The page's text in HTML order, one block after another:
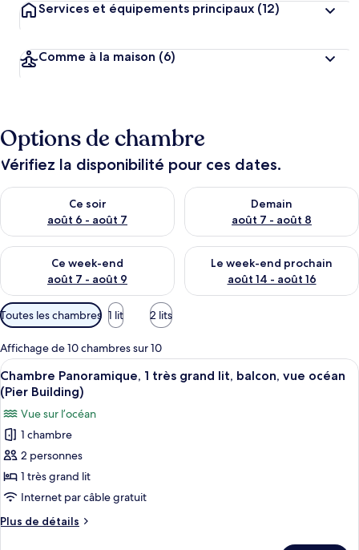
Services et équipements principaux (12)
Comme à la maison (6)
Options de chambre
Vérifiez la disponibilité pour ces dates.
Ce soir
août 6 - août 7
Vérifier la disponibilité pour ce soir août 6 - août 7
Demain
août 7 - août 8
Vérifier la disponibilité pour
Ce week-end
août 7 - août 9
Vérifier la disponibilité pour ce week-end août 7 - août 9
Le week-end prochain
août 14 - août 16
Vérifier la disponibilité pour
Filtres
disponibles
pour
les
chambres
Toutes les chambres 1 lit 2 lits
Affichage de 10 chambres sur 10
Afficher
toutes
les
photos
pour
ce
type
de
chambre :
Chambre
Une chambre à coucher bien
9
Chambre Panoramique, 1 très grand lit, balcon, vue océan
(Pier Building)
Vue sur l’océan
1 chambre
2 personnes
1 très grand lit
Internet par câble gratuit
Plus de détails
Plus